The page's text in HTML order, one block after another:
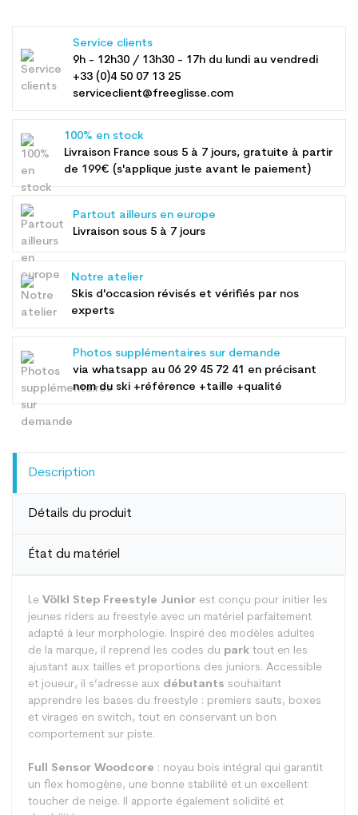
Service clients
9h - 12h30 / 13h30 - 17h du lundi au vendredi
+33 (0)4 50 07 13 25
serviceclient@freeglisse.com
100% en stock
Livraison France sous 5 à 7 jours, gratuite à partir
de 199€ (s'applique juste avant le paiement)
Partout ailleurs en europe
Livraison sous 5 à 7 jours
Notre atelier
Skis d'occasion révisés et vérifiés par nos
experts
Photos supplémentaires sur demande
via whatsapp au 06 29 45 72 41 en précisant
nom du ski +référence +taille +qualité
Description
Détails du produit
État du matériel
Le Völkl Step Freestyle Junior est conçu pour initier les
jeunes riders au freestyle avec un matériel parfaitement
adapté à leur morphologie. Inspiré des modèles adultes
de la marque, il reprend les codes du park tout en les
ajustant aux tailles et proportions des juniors. Accessible
et joueur, il s’adresse aux débutants souhaitant
apprendre les bases du freestyle : premiers sauts, boxes
et virages en switch, tout en conservant un bon
comportement sur piste.
Full Sensor Woodcore : noyau bois intégral qui garantit
un flex homogène, une bonne stabilité et un excellent
toucher de neige. Il apporte également solidité et